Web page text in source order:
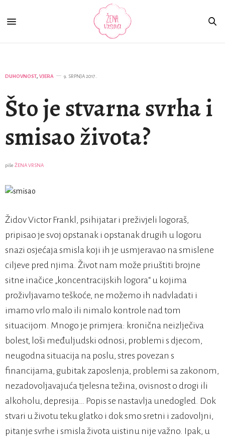
DUHOVNOST, VJERA 9. SRPNJA 2017.
Što je stvarna svrha i
smisao života?
piše ŽENA VRSNA
Židov Victor Frankl, psihijatar i preživjeli logoraš,
pripisao je svoj opstanak i opstanak drugih u logoru
snazi osjećaja smisla koji ih je usmjeravao na smislene
ciljeve pred njima. Život nam može priuštiti brojne
sitne inačice „koncentracijskih logora“ u kojima
proživljavamo teškoće, ne možemo ih nadvladati i
imamo vrlo malo ili nimalo kontrole nad tom
situacijom. Mnogo je primjera: kronična neizlječiva
bolest, loši međuljudski odnosi, problemi s djecom,
neugodna situacija na poslu, stres povezan s
financijama, gubitak zaposlenja, problemi sa zakonom,
nezadovoljavajuća tjelesna težina, ovisnost o drogi ili
alkoholu, depresija… Popis se nastavlja unedogled. Dok
stvari u životu teku glatko i dok smo sretni i zadovoljni,
pitanje svrhe i smisla života uistinu nije važno. Ipak, u